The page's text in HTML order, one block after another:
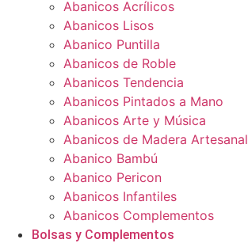
Abanicos Acrílicos
Abanicos Lisos
Abanico Puntilla
Abanicos de Roble
Abanicos Tendencia
Abanicos Pintados a Mano
Abanicos Arte y Música
Abanicos de Madera Artesanal
Abanico Bambú
Abanico Pericon
Abanicos Infantiles
Abanicos Complementos
Bolsas y Complementos